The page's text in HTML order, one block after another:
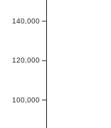
100,000
120,000
140,000